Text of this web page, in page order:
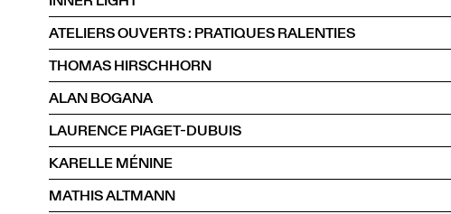
ATELIERS OUVERTS : PRATIQUES RALENTIES
THOMAS HIRSCHHORN
ALAN BOGANA
LAURENCE PIAGET-DUBUIS
KARELLE MÉNINE
MATHIS ALTMANN